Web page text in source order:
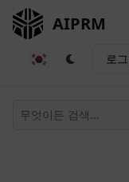
AIPRM
로